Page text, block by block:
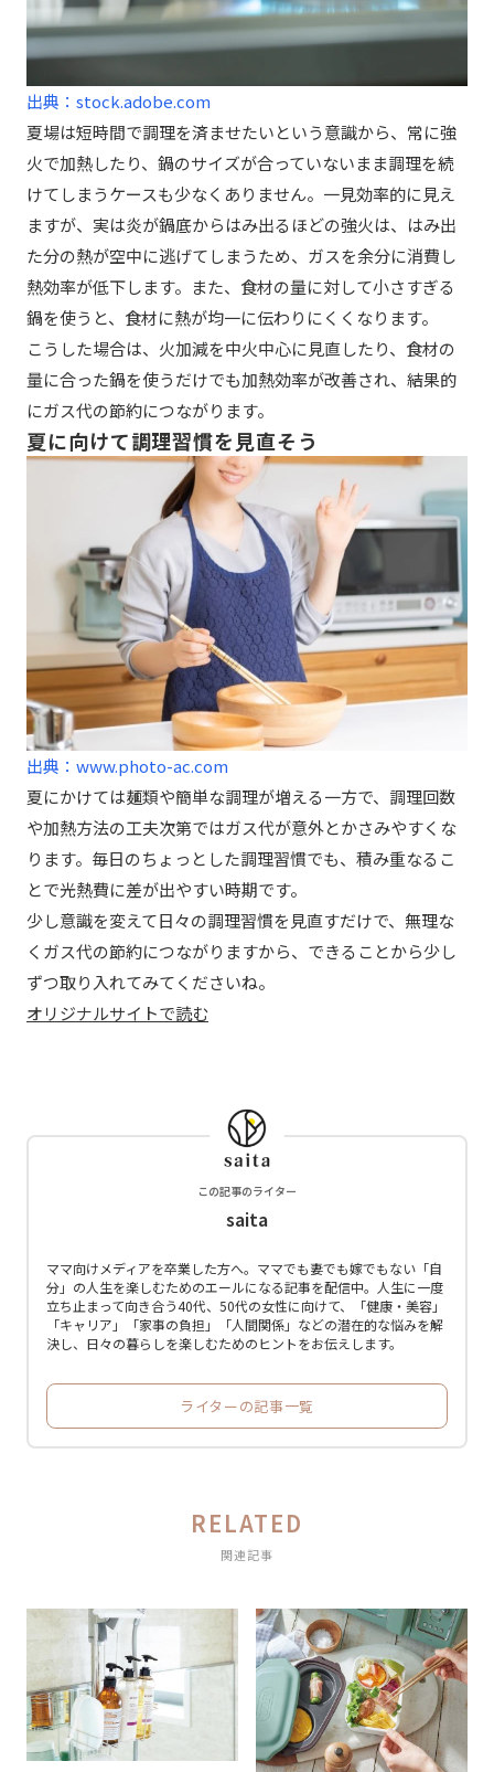
出典：stock.adobe.com
夏場は短時間で調理を済ませたいという意識から、常に強
火で加熱したり、鍋のサイズが合っていないまま調理を続
けてしまうケースも少なくありません。一見効率的に見え
ますが、実は炎が鍋底からはみ出るほどの強火は、はみ出
た分の熱が空中に逃げてしまうため、ガスを余分に消費し
熱効率が低下します。また、食材の量に対して小さすぎる
鍋を使うと、食材に熱が均一に伝わりにくくなります。
こうした場合は、火加減を中火中心に見直したり、食材の
量に合った鍋を使うだけでも加熱効率が改善され、結果的
にガス代の節約につながります。
夏に向けて調理習慣を見直そう
出典：www.photo-ac.com
夏にかけては麺類や簡単な調理が増える一方で、調理回数
や加熱方法の工夫次第ではガス代が意外とかさみやすくな
ります。毎日のちょっとした調理習慣でも、積み重なるこ
とで光熱費に差が出やすい時期です。
少し意識を変えて日々の調理習慣を見直すだけで、無理な
くガス代の節約につながりますから、できることから少し
ずつ取り入れてみてくださいね。
オリジナルサイトで読む
この記事のライター
saita
ママ向けメディアを卒業した方へ。ママでも妻でも嫁でもない「自
分」の人生を楽しむためのエールになる記事を配信中。人生に一度
立ち止まって向き合う40代、50代の女性に向けて、「健康・美容」
「キャリア」「家事の負担」「人間関係」などの潜在的な悩みを解
決し、日々の暮らしを楽しむためのヒントをお伝えします。
ライターの記事一覧
RELATED
関連記事